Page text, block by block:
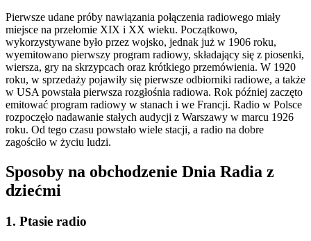
Pierwsze udane próby nawiązania połączenia radiowego miały
miejsce na przełomie XIX i XX wieku. Początkowo,
wykorzystywane było przez wojsko, jednak już w 1906 roku,
wyemitowano pierwszy program radiowy, składający się z piosenki,
wiersza, gry na skrzypcach oraz krótkiego przemówienia. W 1920
roku, w sprzedaży pojawiły się pierwsze odbiorniki radiowe, a także
w USA powstała pierwsza rozgłośnia radiowa. Rok później zaczęto
emitować program radiowy w stanach i we Francji. Radio w Polsce
rozpoczęło nadawanie stałych audycji z Warszawy w marcu 1926
roku. Od tego czasu powstało wiele stacji, a radio na dobre
zagościło w życiu ludzi.
Sposoby na obchodzenie Dnia Radia z
dziećmi
1. Ptasie radio